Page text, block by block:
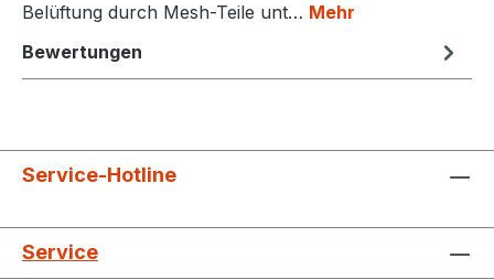
Belüftung durch Mesh-Teile unt… Mehr
Bewertungen
Service-Hotline
Service